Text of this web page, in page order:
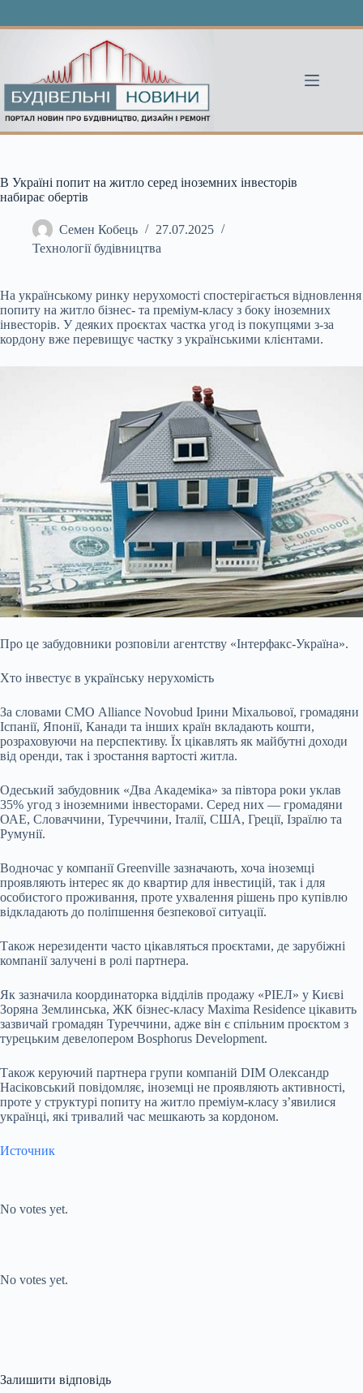
В Україні попит на житло серед іноземних інвесторів
набирає обертів
Семен Кобець
27.07.2025
Технології будівництва
На українському ринку нерухомості спостерігається відновлення
попиту на житло бізнес- та преміум-класу з боку іноземних
інвесторів. У деяких проєктах частка угод із покупцями з-за
кордону вже перевищує частку з українськими клієнтами.
Про це забудовники розповіли агентству «Інтерфакс-Україна».
Хто інвестує в українську нерухомість
За словами СМО Alliance Novobud Ірини Міхальової, громадяни
Іспанії, Японії, Канади та інших країн вкладають кошти,
розраховуючи на перспективу. Їх цікавлять як майбутні доходи
від оренди, так і зростання вартості житла.
Одеський забудовник «Два Академіка» за півтора роки уклав
35% угод з іноземними інвесторами. Серед них — громадяни
ОАЕ, Словаччини, Туреччини, Італії, США, Греції, Ізраїлю та
Румунії.
Водночас у компанії Greenville зазначають, хоча іноземці
проявляють інтерес як до квартир для інвестицій, так і для
особистого проживання, проте ухвалення рішень про купівлю
відкладають до поліпшення безпекової ситуації.
Також нерезиденти часто цікавляться проєктами, де зарубіжні
компанії залучені в ролі партнера.
Як зазначила координаторка відділів продажу «РІЕЛ» у Києві
Зоряна Землинська, ЖК бізнес-класу Maxima Residence цікавить
зазвичай громадян Туреччини, адже він є спільним проєктом з
турецьким девелопером Bosphorus Development.
Також керуючий партнера групи компаній DIM Олександр
Насіковський повідомляє, іноземці не проявляють активності,
проте у структурі попиту на житло преміум-класу з’явилися
українці, які тривалий час мешкають за кордоном.
Источник
No votes yet.
No votes yet.
Залишити відповідь